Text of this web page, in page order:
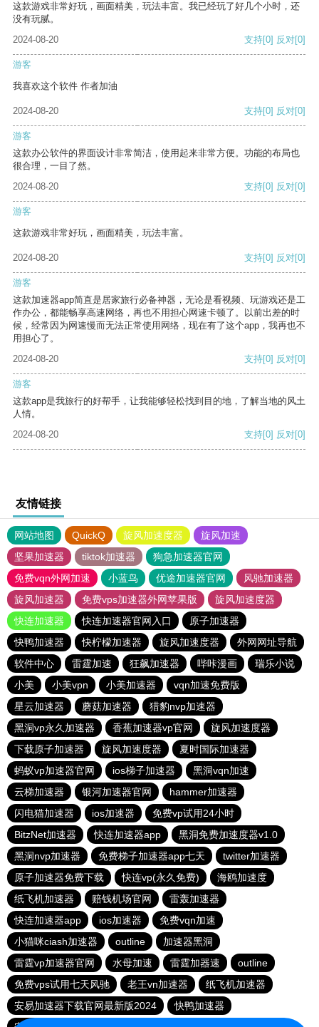
这款游戏非常好玩，画面精美，玩法丰富。我已经玩了好几个小时，还
没有玩腻。
2024-08-20
支持[0] 反对[0]
游客
我喜欢这个软件 作者加油
2024-08-20 支持[0] 反对[0]
游客
这款办公软件的界面设计非常简洁，使用起来非常方便。功能的布局也
很合理，一目了然。
2024-08-20
支持[0] 反对[0]
游客
这款游戏非常好玩，画面精美，玩法丰富。
2024-08-20 支持[0] 反对[0]
游客
这款加速器app简直是居家旅行必备神器，无论是看视频、玩游戏还是工
作办公，都能畅享高速网络，再也不用担心网速卡顿了。以前出差的时
候，经常因为网速慢而无法正常使用网络，现在有了这个app，我再也不
用担心了。
2024-08-20
支持[0] 反对[0]
游客
这款app是我旅行的好帮手，让我能够轻松找到目的地，了解当地的风土
人情。
2024-08-20
支持[0] 反对[0]
友情链接
网站地图 QuickQ 旋风加速度器
旋风加速
坚果加速器
tiktok加速器
狗急加速器官网
免费vqn外网加速
小蓝鸟 优途加速器官网
风驰加速器
旋风加速器
免费vps加速器外网苹果版
旋风加速度器
快连加速器
快连加速器官网入口
原子加速器
快鸭加速器
快柠檬加速器 旋风加速度器
外网网址导航
软件中心
雷霆加速 狂飙加速器 哔咔漫画
瑞乐小说
小美
小美vpn 小美加速器
vqn加速免费版
星云加速器
蘑菇加速器
猎豹nvp加速器
黑洞vp永久加速器
香蕉加速器vp官网
旋风加速度器
下载原子加速器
旋风加速度器
夏时国际加速器
蚂蚁vp加速器官网
ios梯子加速器
黑洞vqn加速
云梯加速器
银河加速器官网
hammer加速器
闪电猫加速器
ios加速器
免费vp试用24小时
BitzNet加速器
快连加速器app
黑洞免费加速度器v1.0
黑洞nvp加速器
免费梯子加速器app七天
twitter加速器
原子加速器免费下载
快连vp(永久免费)
海鸥加速度
纸飞机加速器
赔钱机场官网
雷轰加速器
快连加速器app
ios加速器
免费vqn加速
小猫咪ciash加速器
outline
加速器黑洞
雷霆vp加速器官网
水母加速 雷霆加器速
outline
免费vps试用七天风驰
老王vn加速器
纸飞机加速器
安易加速器下载官网最新版2024
快鸭加速器